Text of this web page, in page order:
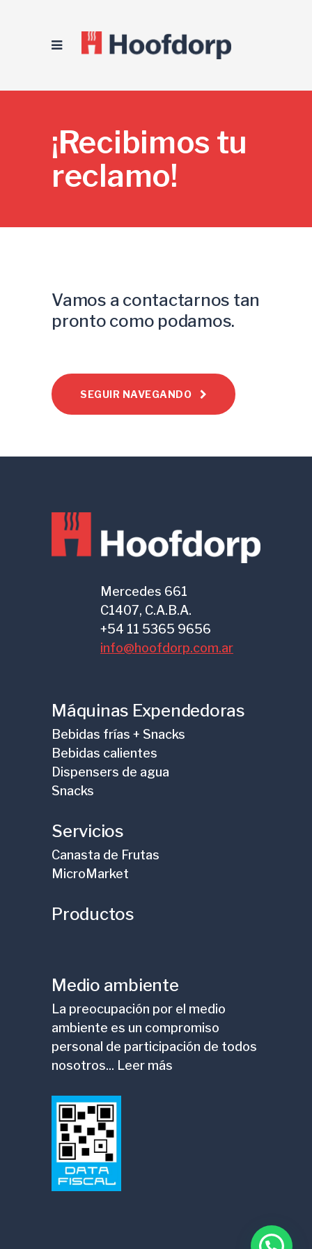
¡Recibimos tu
reclamo!
Vamos a contactarnos tan
pronto como podamos.
SEGUIR NAVEGANDO
Mercedes 661
C1407, C.A.B.A.
+54 11 5365 9656
info@hoofdorp.com.ar
Máquinas Expendedoras
Bebidas frías + Snacks
Bebidas calientes
Dispensers de agua
Snacks
Servicios
Canasta de Frutas
MicroMarket
Productos
Medio ambiente
La preocupación por el medio
ambiente es un compromiso
personal de participación de todos
nosotros... Leer más